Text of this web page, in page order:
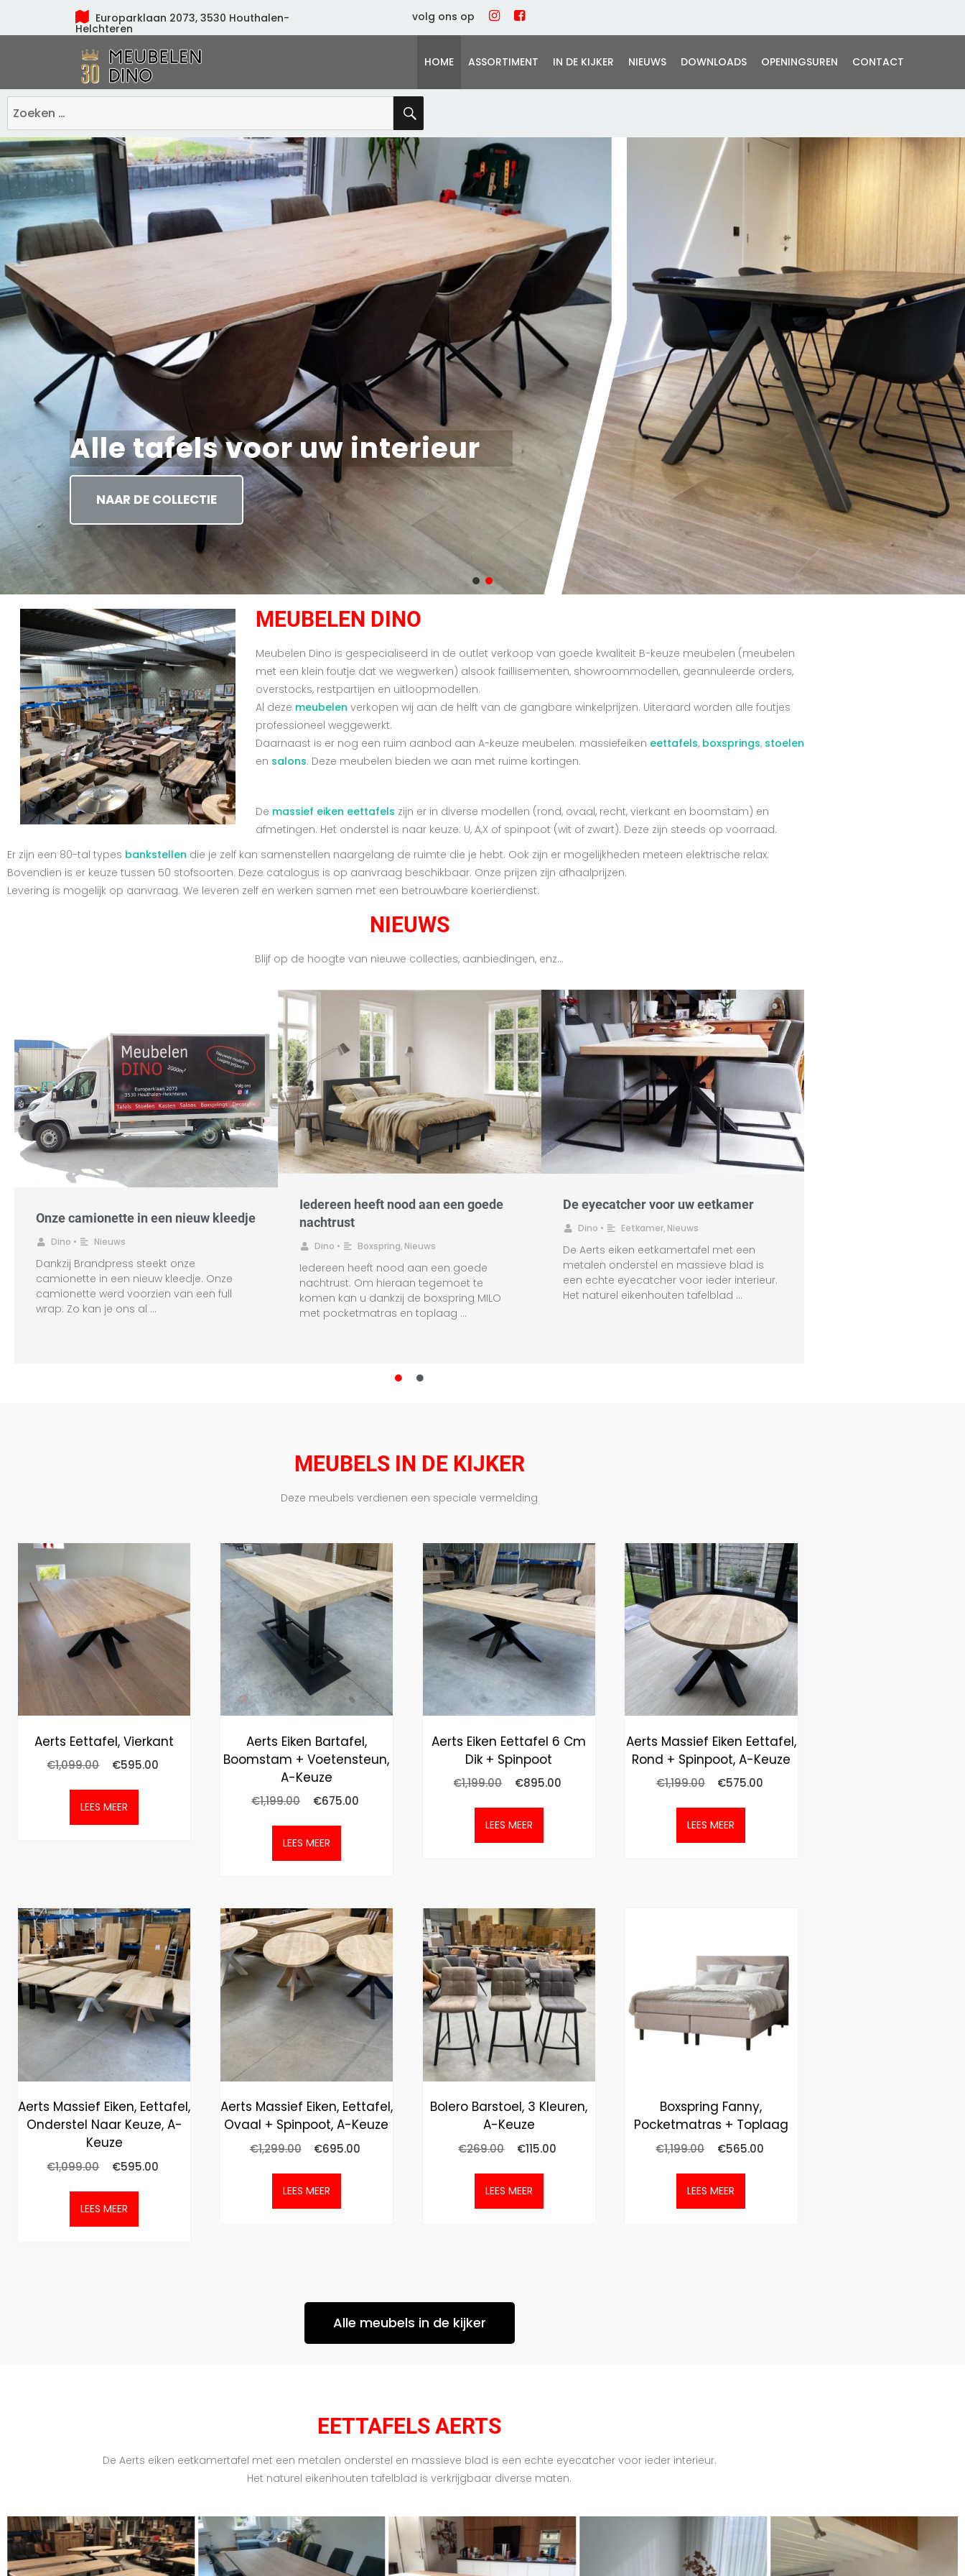
Europarklaan 2073, 3530 Houthalen-
Helchteren
volg ons op
Meubelen Dino
HOME ASSORTIMENT IN DE KIJKER NIEUWS DOWNLOADS OPENINGSUREN CONTACT
NAAR DE COLLECTIE
Alle tafels voor uw interieur
MEUBELEN DINO
Meubelen Dino is gespecialiseerd in de outlet verkoop van goede kwaliteit B-keuze meubelen (meubelen
met een klein foutje dat we wegwerken) alsook faillisementen, showroommodellen, geannuleerde orders,
overstocks, restpartijen en uitloopmodellen.
Al deze meubelen verkopen wij aan de helft van de gangbare winkelprijzen. Uiteraard worden alle foutjes
professioneel weggewerkt.
Daarnaast is er nog een ruim aanbod aan A-keuze meubelen: massiefeiken eettafels, boxsprings, stoelen
en salons. Deze meubelen bieden we aan met ruime kortingen.
De massief eiken eettafels zijn er in diverse modellen (rond, ovaal, recht, vierkant en boomstam) en
afmetingen. Het onderstel is naar keuze: U, A,X of spinpoot (wit of zwart). Deze zijn steeds op voorraad.
Er zijn een 80-tal types bankstellen die je zelf kan samenstellen naargelang de ruimte die je hebt. Ook zijn er mogelijkheden meteen elektrische relax.
Bovendien is er keuze tussen 50 stofsoorten. Deze catalogus is op aanvraag beschikbaar. Onze prijzen zijn afhaalprijzen.
Levering is mogelijk op aanvraag. We leveren zelf en werken samen met een betrouwbare koerierdienst.
NIEUWS
Blijf op de hoogte van nieuwe collecties, aanbiedingen, enz…
Onze camionette in een nieuw kleedje
Dino • Nieuws
Dankzij Brandpress steekt onze
camionette in een nieuw kleedje. Onze
camionette werd voorzien van een full
wrap. Zo kan je ons al …
Iedereen heeft nood aan een goede
nachtrust
Dino • Boxspring Nieuws
Iedereen heeft nood aan een goede
nachtrust. Om hieraan tegemoet te
komen kan u dankzij de boxspring MILO
met pocketmatras en toplaag …
De eyecatcher voor uw eetkamer
Dino • Eetkamer Nieuws
De Aerts eiken eetkamertafel met een
metalen onderstel en massieve blad is
een echte eyecatcher voor ieder interieur.
Het naturel eikenhouten tafelblad …
MEUBELS IN DE KIJKER
Deze meubels verdienen een speciale vermelding
Aerts Eettafel, Vierkant
€1,099.00 €595.00
LEES MEER
Aerts Eiken Bartafel,
Boomstam + Voetensteun,
A-Keuze
€1,199.00 €675.00
LEES MEER
Aerts Eiken Eettafel 6 Cm
Dik + Spinpoot
€1,199.00 €895.00
LEES MEER
Aerts Massief Eiken Eettafel,
Rond + Spinpoot, A-Keuze
€1,199.00 €575.00
LEES MEER
Aerts Massief Eiken, Eettafel,
Onderstel Naar Keuze, A-
Keuze
€1,099.00 €595.00
LEES MEER
Aerts Massief Eiken, Eettafel,
Ovaal + Spinpoot, A-Keuze
€1,299.00 €695.00
LEES MEER
Bolero Barstoel, 3 Kleuren,
A-Keuze
€269.00 €115.00
LEES MEER
Boxspring Fanny,
Pocketmatras + Toplaag
€1,199.00 €565.00
LEES MEER
Alle meubels in de kijker
EETTAFELS AERTS
De Aerts eiken eetkamertafel met een metalen onderstel en massieve blad is een echte eyecatcher voor ieder interieur.
Het naturel eikenhouten tafelblad is verkrijgbaar diverse maten.